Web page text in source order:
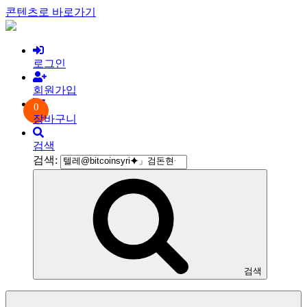
콘텐츠로 바로가기
로그인
회원가입
0
장바구니
검색
검색:
검색